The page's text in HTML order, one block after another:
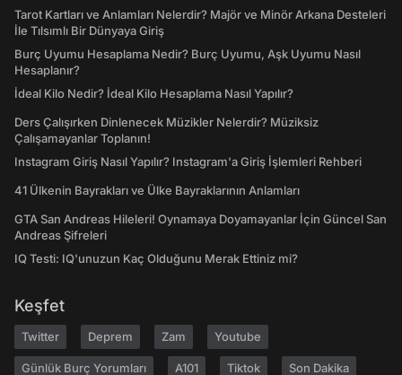
Tarot Kartları ve Anlamları Nelerdir? Majör ve Minör Arkana Desteleri
İle Tılsımlı Bir Dünyaya Giriş
Burç Uyumu Hesaplama Nedir? Burç Uyumu, Aşk Uyumu Nasıl
Hesaplanır?
İdeal Kilo Nedir? İdeal Kilo Hesaplama Nasıl Yapılır?
Ders Çalışırken Dinlenecek Müzikler Nelerdir? Müziksiz
Çalışamayanlar Toplanın!
Instagram Giriş Nasıl Yapılır? Instagram'a Giriş İşlemleri Rehberi
41 Ülkenin Bayrakları ve Ülke Bayraklarının Anlamları
GTA San Andreas Hileleri! Oynamaya Doyamayanlar İçin Güncel San
Andreas Şifreleri
IQ Testi: IQ'unuzun Kaç Olduğunu Merak Ettiniz mi?
Keşfet
Twitter Deprem Zam Youtube
Günlük Burç Yorumları A101 Tiktok Son Dakika